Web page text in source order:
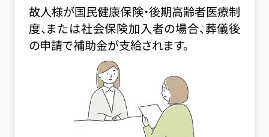
故人様が国民健康保険・後期高齢者医療制
度、または社会保険加入者の場合、葬儀後
の申請で補助金が支給されます。